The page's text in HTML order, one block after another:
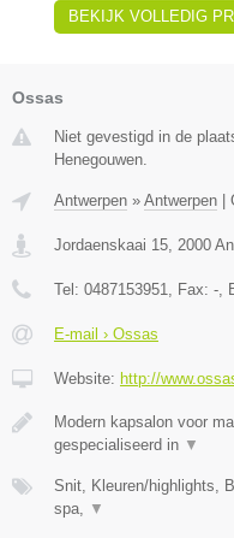
BEKIJK VOLLEDIG
Ossas
Niet gevestigd in de
Henegouwen.
Antwerpen » Antwerpen |
Jordaenskaai 15 2000
Tel: 0487153951 , Fax: - ,
E-mail › Ossas
Website: http://
Modern kapsalon voor
gespecialiseerd in ▼
Snit, Kleuren/highlights,
spa,
▼